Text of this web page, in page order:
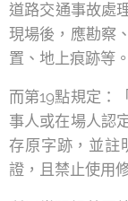
道路交通事故處
現場後，應勘察
置、地上痕跡等。
而第19點規定：
事人或在場人認
存原字跡，並註
證，且禁止使用